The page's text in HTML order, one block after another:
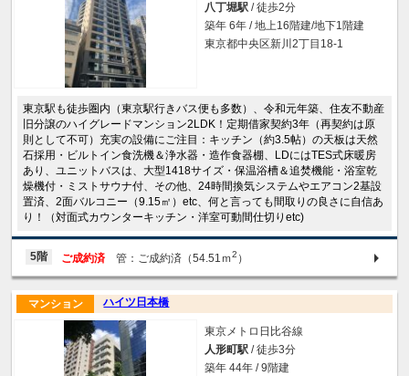
八丁堀駅 / 徒歩2分
築年 6年 / 地上16階建/地下1階建
東京都中央区新川2丁目18-1
東京駅も徒歩圏内（東京駅行きバス便も多数）、令和元年築、住友不動産
旧分譲のハイグレードマンション2LDK！定期借家契約3年（再契約は原
則として不可）充実の設備にご注目：キッチン（約3.5帖）の天板は天然
石採用・ビルトイン食洗機＆浄水器・造作食器棚、LDにはTES式床暖房
あり、ユニットバスは、大型1418サイズ・保温浴槽＆追焚機能・浴室乾
燥機付・ミストサウナ付、その他、24時間換気システムやエアコン2基設
置済、2面バルコニー（9.15㎡）etc、何と言っても間取りの良さに自信あ
り！（対面式カウンターキッチン・洋室可動間仕切りetc)
5階 ご成約済 管：ご成約済（54.51ｍ2 ）
ハイツ日本橋
マンション
東京メトロ日比谷線
人形町駅 / 徒歩3分
築年 44年 / 9階建